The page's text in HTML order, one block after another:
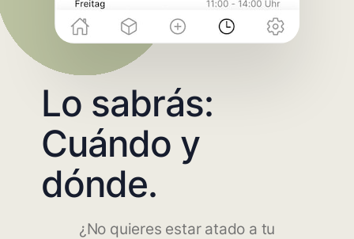
Lo sabrás:
Cuándo y
dónde.
¿No quieres estar atado a tu